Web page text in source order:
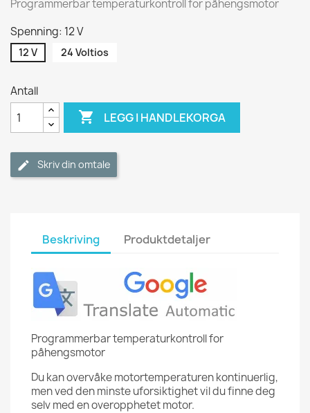
Programmerbar temperaturkontroll for påhengsmotor
Spenning: 12 V
12 V 24 Voltios
Antall
 LEGG I HANDLEKORGA
Skriv din omtale
Beskriving Produktdetaljer
Programmerbar temperaturkontroll for
påhengsmotor
Du kan overvåke motortemperaturen kontinuerlig,
men ved den minste uforsiktighet vil du finne deg
selv med en overopphetet motor.